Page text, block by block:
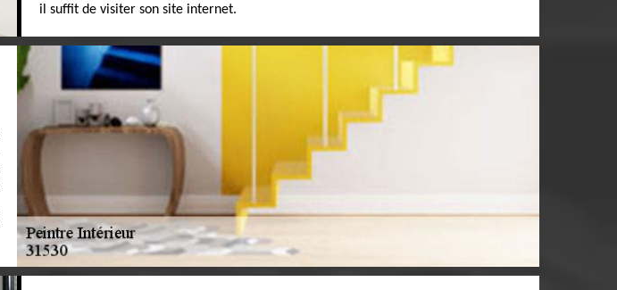
il suffit de visiter son site internet.